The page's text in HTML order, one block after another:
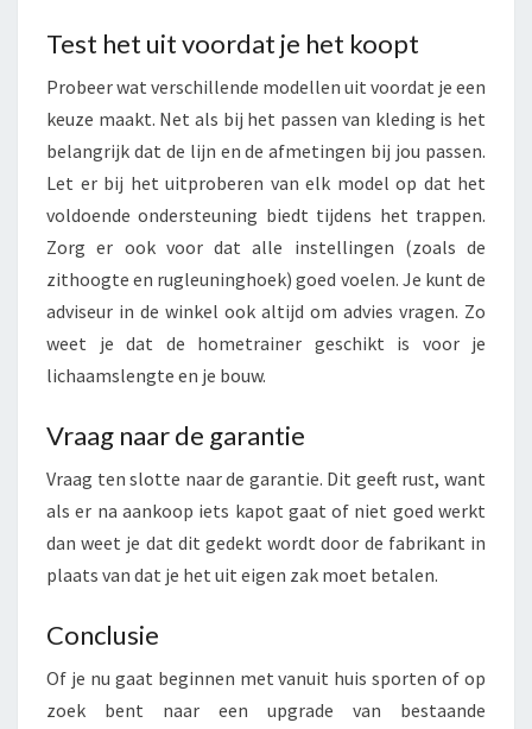
Test het uit voordat je het koopt
Probeer wat verschillende modellen uit voordat je een
keuze maakt. Net als bij het passen van kleding is het
belangrijk dat de lijn en de afmetingen bij jou passen.
Let er bij het uitproberen van elk model op dat het
voldoende ondersteuning biedt tijdens het trappen.
Zorg er ook voor dat alle instellingen (zoals de
zithoogte en rugleuninghoek) goed voelen. Je kunt de
adviseur in de winkel ook altijd om advies vragen. Zo
weet je dat de hometrainer geschikt is voor je
lichaamslengte en je bouw.
Vraag naar de garantie
Vraag ten slotte naar de garantie. Dit geeft rust, want
als er na aankoop iets kapot gaat of niet goed werkt
dan weet je dat dit gedekt wordt door de fabrikant in
plaats van dat je het uit eigen zak moet betalen.
Conclusie
Of je nu gaat beginnen met vanuit huis sporten of op
zoek bent naar een upgrade van bestaande